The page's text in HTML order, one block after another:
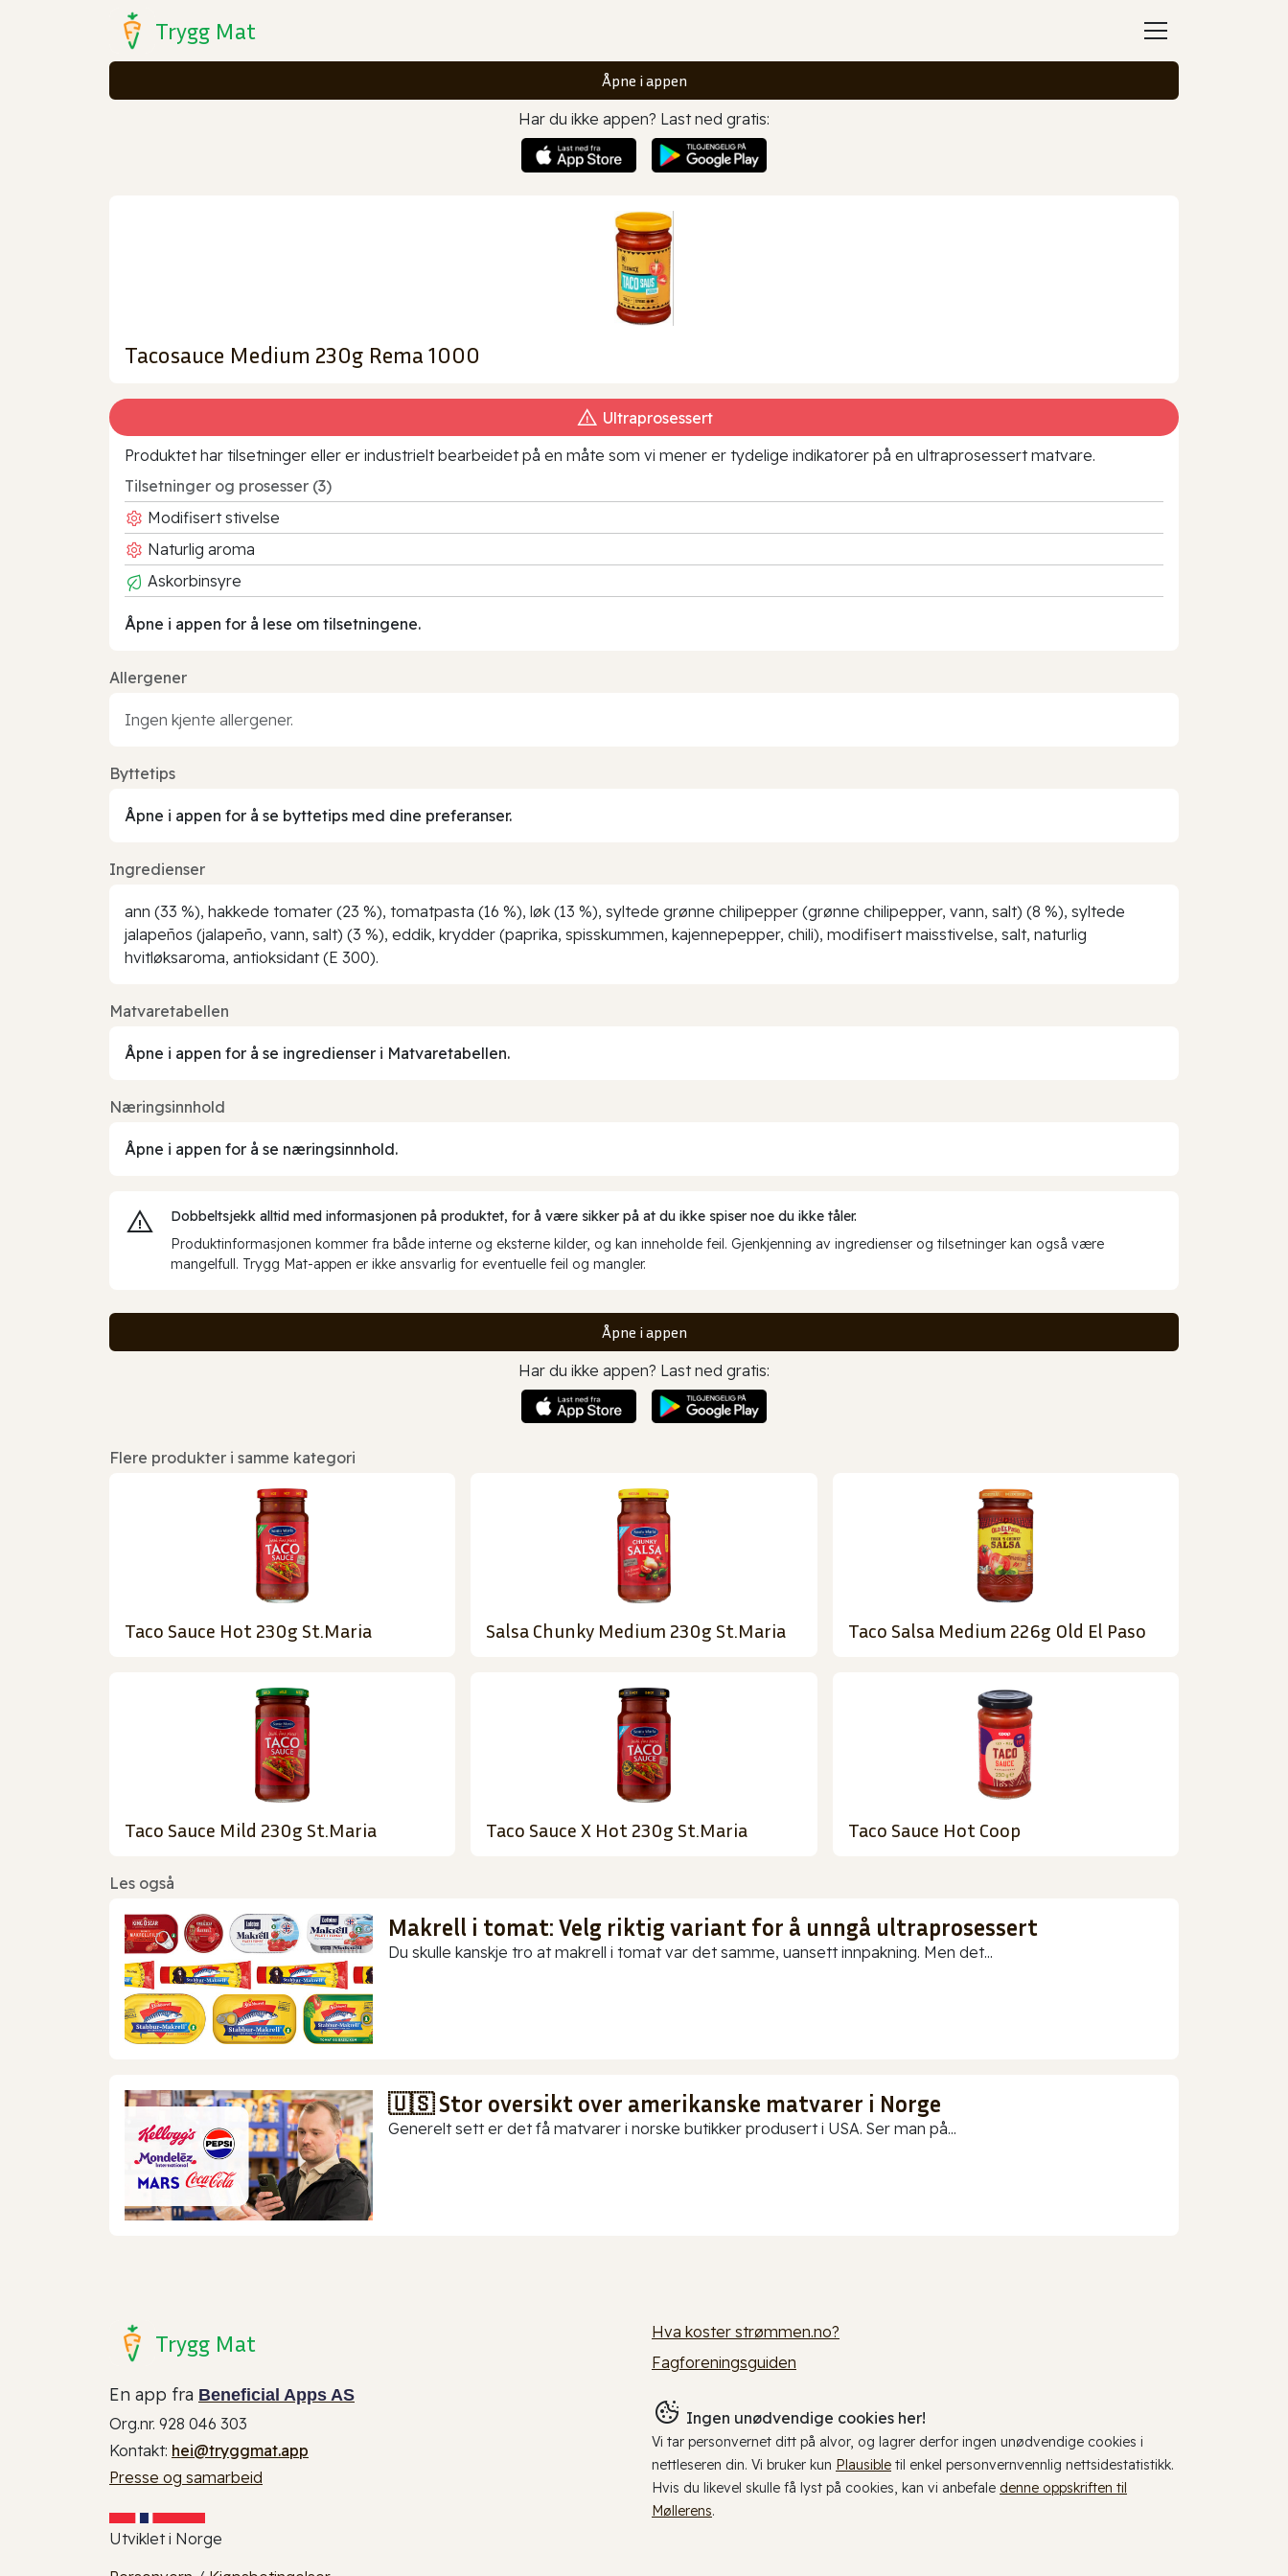
Trygg Mat
Åpne i appen
Har du ikke appen? Last ned gratis:
Tacosauce Medium 230g Rema 1000
Ultraprosessert
Produktet har tilsetninger eller er industrielt bearbeidet på en måte som vi mener er tydelige indikatorer på en ultraprosessert matvare.
Tilsetninger og prosesser (3)
Modifisert stivelse
Naturlig aroma
Askorbinsyre
Åpne i appen for å lese om tilsetningene.
Allergener
Ingen kjente allergener.
Byttetips
Åpne i appen for å se byttetips med dine preferanser.
Ingredienser
ann (33 %), hakkede tomater (23 %), tomatpasta (16 %), løk (13 %), syltede grønne chilipepper (grønne chilipepper, vann, salt) (8 %), syltede
jalapeños (jalapeño, vann, salt) (3 %), eddik, krydder (paprika, spisskummen, kajennepepper, chili), modifisert maisstivelse, salt, naturlig
hvitløksaroma, antioksidant (E 300).
Matvaretabellen
Åpne i appen for å se ingredienser i Matvaretabellen.
Næringsinnhold
Åpne i appen for å se næringsinnhold.
Dobbeltsjekk alltid med informasjonen på produktet, for å være sikker på at du ikke spiser noe du ikke tåler.
Produktinformasjonen kommer fra både interne og eksterne kilder, og kan inneholde feil. Gjenkjenning av ingredienser og tilsetninger kan også være
mangelfull. Trygg Mat-appen er ikke ansvarlig for eventuelle feil og mangler.
Åpne i appen
Har du ikke appen? Last ned gratis:
Flere produkter i samme kategori
Taco Sauce Hot 230g St.Maria Salsa Chunky Medium 230g St.Maria Taco Salsa Medium 226g Old El Paso
Taco Sauce Mild 230g St.Maria Taco Sauce X Hot 230g St.Maria Taco Sauce Hot Coop
Les også
Makrell i tomat: Velg riktig variant for å unngå ultraprosessert
Du skulle kanskje tro at makrell i tomat var det samme, uansett innpakning. Men det...
🇺🇸 Stor oversikt over amerikanske matvarer i Norge
Generelt sett er det få matvarer i norske butikker produsert i USA. Ser man på...
Trygg Mat
En app fra Beneficial Apps AS
Org.nr. 928 046 303
Kontakt: hei@tryggmat.app
Presse og samarbeid
Utviklet i Norge
Hva koster strømmen.no?
Fagforeningsguiden
Ingen unødvendige cookies her!
Vi tar personvernet ditt på alvor, og lagrer derfor ingen unødvendige cookies i
nettleseren din. Vi bruker kun Plausible til enkel personvernvennlig nettsidestatistikk.
Hvis du likevel skulle få lyst på cookies, kan vi anbefale denne oppskriften til
Møllerens.